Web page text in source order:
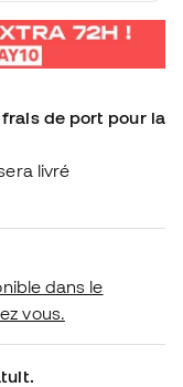
de port pour la
livré
dans le
vous.